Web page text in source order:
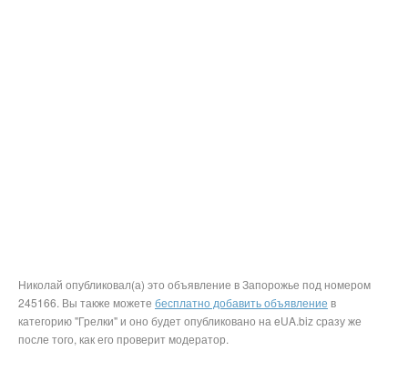
Николай опубликовал(а) это объявление в Запорожье под номером
245166. Вы также можете бесплатно добавить объявление в
категорию "Грелки" и оно будет опубликовано на eUA.biz сразу же
после того, как его проверит модератор.